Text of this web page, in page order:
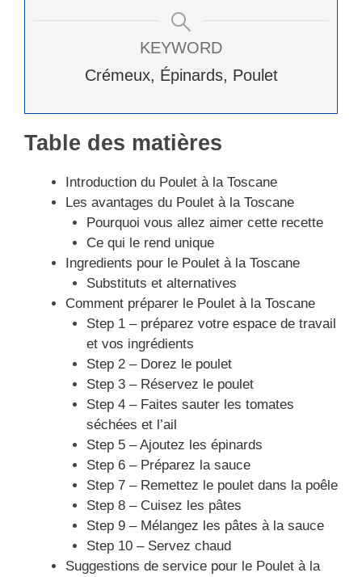
KEYWORD
Crémeux, Épinards, Poulet
Table des matières
Introduction du Poulet à la Toscane
Les avantages du Poulet à la Toscane
Pourquoi vous allez aimer cette recette
Ce qui le rend unique
Ingredients pour le Poulet à la Toscane
Substituts et alternatives
Comment préparer le Poulet à la Toscane
Step 1 – préparez votre espace de travail
et vos ingrédients
Step 2 – Dorez le poulet
Step 3 – Réservez le poulet
Step 4 – Faites sauter les tomates
séchées et l’ail
Step 5 – Ajoutez les épinards
Step 6 – Préparez la sauce
Step 7 – Remettez le poulet dans la poêle
Step 8 – Cuisez les pâtes
Step 9 – Mélangez les pâtes à la sauce
Step 10 – Servez chaud
Suggestions de service pour le Poulet à la